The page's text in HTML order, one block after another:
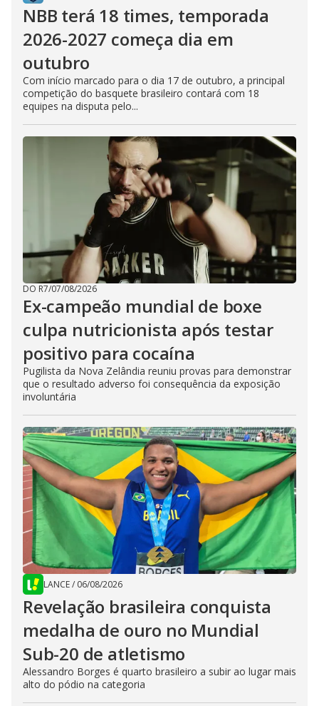
NBB terá 18 times, temporada
2026-2027 começa dia em
outubro
Com início marcado para o dia 17 de outubro, a principal
competição do basquete brasileiro contará com 18
equipes na disputa pelo...
DO R7/07/08/2026
Ex-campeão mundial de boxe
culpa nutricionista após testar
positivo para cocaína
Pugilista da Nova Zelândia reuniu provas para demonstrar
que o resultado adverso foi consequência da exposição
involuntária
LANCE/ 06/08/2026
Revelação brasileira conquista
medalha de ouro no Mundial
Sub-20 de atletismo
Alessandro Borges é quarto brasileiro a subir ao lugar mais
alto do pódio na categoria